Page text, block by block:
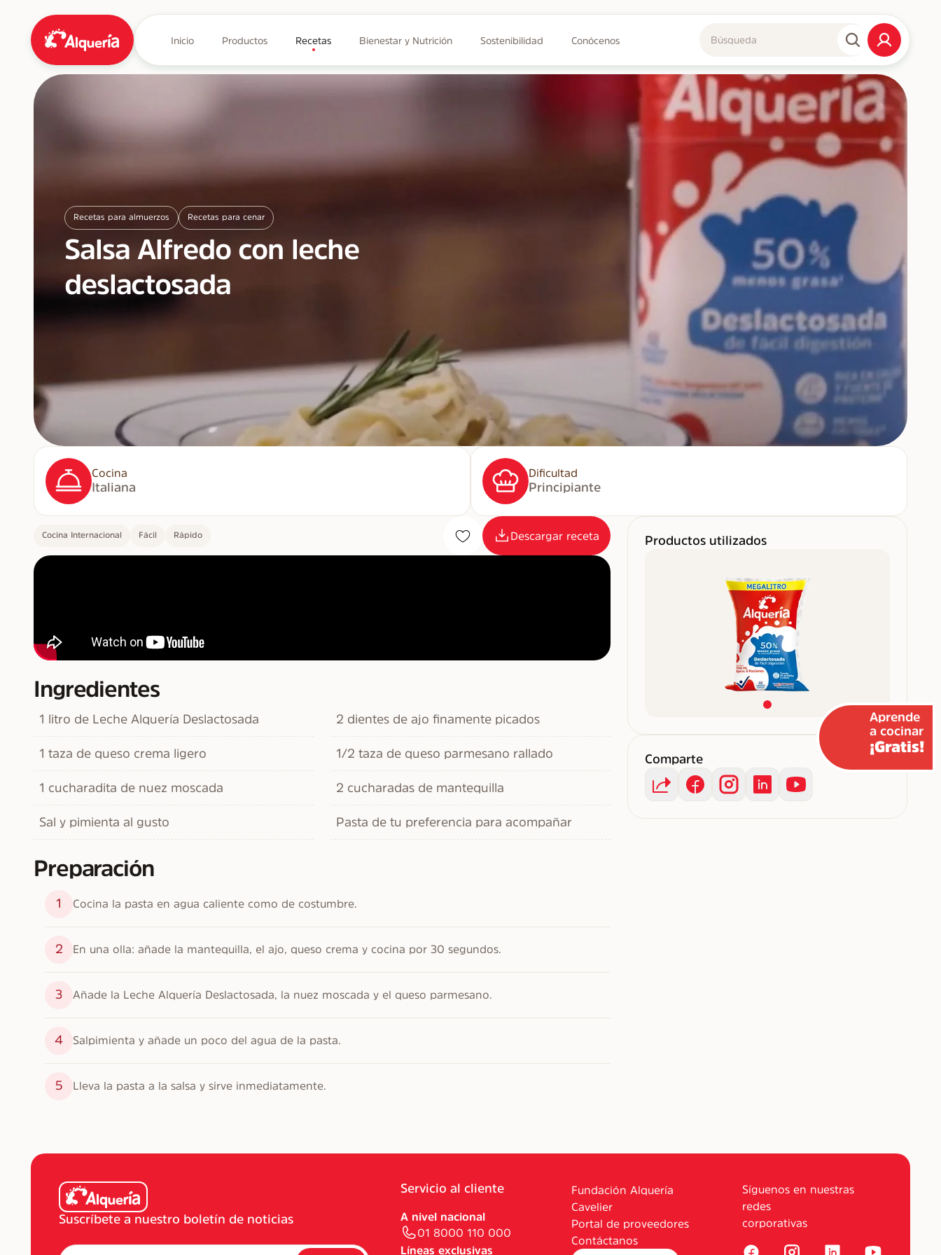
Inicio Productos Recetas Bienestar y Nutrición Sostenibilidad Conócenos
Recetas para almuerzos Recetas para cenar
Salsa Alfredo con leche
deslactosada
Cocina
Italiana
Dificultad
Principiante
Cocina Internacional Fácil Rápido Descargar receta
Ingredientes
1 litro de Leche Alquería Deslactosada 2 dientes de ajo finamente picados
1 taza de queso crema ligero 1/2 taza de queso parmesano rallado
1 cucharadita de nuez moscada 2 cucharadas de mantequilla
Sal y pimienta al gusto Pasta de tu preferencia para acompañar
Preparación
1 Cocina la pasta en agua caliente como de costumbre.
2 En una olla: añade la mantequilla, el ajo, queso crema y cocina por 30 segundos.
3 Añade la Leche Alquería Deslactosada, la nuez moscada y el queso parmesano.
4 Salpimienta y añade un poco del agua de la pasta.
5 Lleva la pasta a la salsa y sirve inmediatamente.
Productos utilizados
Comparte
Suscríbete a nuestro boletín de noticias
Servicio al cliente
A nivel nacional
01 8000 110 000
Líneas exclusivas
Fundación Alquería
Cavelier
Portal de proveedores
Contáctanos
Síguenos en nuestras
redes
corporativas
Aprende
a cocinar
¡Gratis!